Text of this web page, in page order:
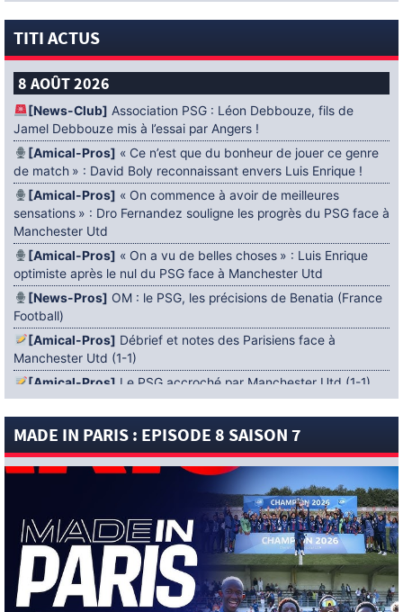
TITI ACTUS
8 AOÛT 2026
[News-Club] Association PSG : Léon Debbouze, fils de
Jamel Debbouze mis à l’essai par Angers !
[Amical-Pros] « Ce n’est que du bonheur de jouer ce genre
de match » : David Boly reconnaissant envers Luis Enrique !
[Amical-Pros] « On commence à avoir de meilleures
sensations » : Dro Fernandez souligne les progrès du PSG face à
Manchester Utd
[Amical-Pros] « On a vu de belles choses » : Luis Enrique
optimiste après le nul du PSG face à Manchester Utd
[News-Pros] OM : le PSG, les précisions de Benatia (France
Football)
[Amical-Pros] Débrief et notes des Parisiens face à
Manchester Utd (1-1)
[Amical-Pros] Le PSG accroché par Manchester Utd (1-1)
5 AOÛT 2026
[News-Pros]Le Barça aurait fixé une deadline au PSG dans
le dossier Ferran Torres (Diario Sport)
[News-Pros]Amical : Le groupe du PSG avec 15 Titis face à
Majorque ! (Officiel)
[News-Pros]
Rumeur : Le Bayer Leverkusen aurait lancé des
négociations pour Ibrahim Mbaye (Ben Jacobs)
[News-Pros]Aston Villa : Manzambi absent face au PSG ?
MADE IN PARIS : EPISODE 8 SAISON 7